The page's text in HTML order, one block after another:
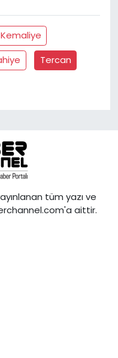
Kemaliye
Tercan
tüm yazı ve
aittir.